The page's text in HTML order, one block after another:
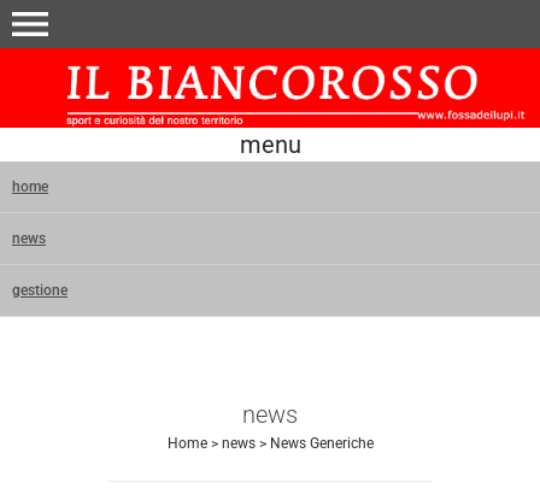
menu
menu
home
news
gestione
news
Home> news> News Generiche